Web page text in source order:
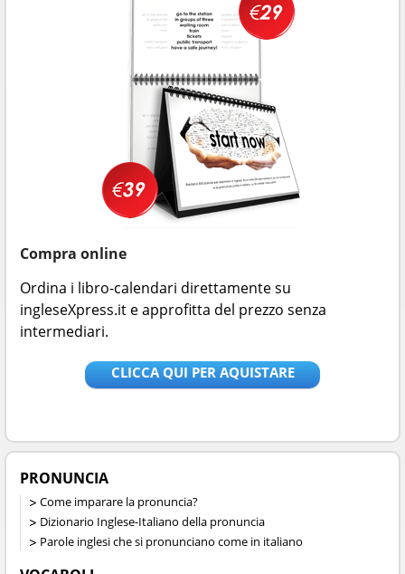
Compra online
Ordina i libro-calendari direttamente su
ingleseXpress.it e approfitta del prezzo senza
intermediari.
CLICCA QUI PER AQUISTARE
PRONUNCIA
Come imparare la pronuncia?
Dizionario Inglese-Italiano della pronuncia
Parole inglesi che si pronunciano come in italiano